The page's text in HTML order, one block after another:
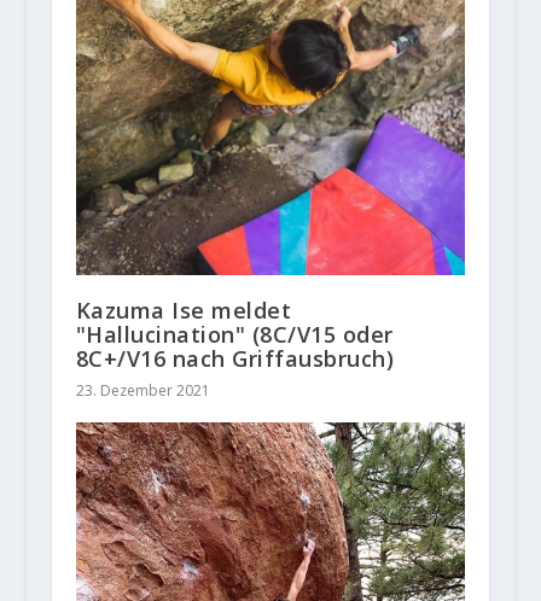
Kazuma Ise meldet
"Hallucination" (8C/V15 oder
8C+/V16 nach Griffausbruch)
23. Dezember 2021